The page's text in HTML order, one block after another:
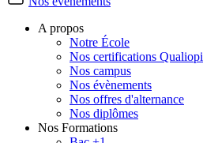
A propos
Notre École
Nos certifications Qualiopi
Nos campus
Nos évènements
Nos offres d'alternance
Nos diplômes
Nos Formations